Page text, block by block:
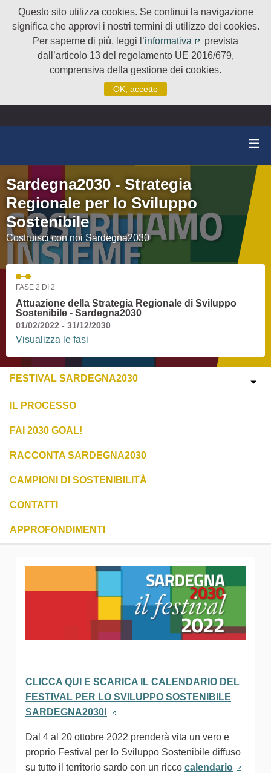
Questo sito utilizza cookies. Se continui la navigazione
significa che approvi i nostri termini di utilizzo dei cookies.
Per saperne di più, leggi l’informativa
(Collegamento
prevista
dall’articolo 13 del regolamento UE 2016/679,
comprensiva della gestione dei cookies.
OK, accetto
Sardegna2030 - Strategia
Regionale per lo Sviluppo
Sostenibile
Costruisci con noi Sardegna2030
FASE 2 DI 2
Attuazione della Strategia Regionale di Sviluppo
Sostenibile - Sardegna2030
01/02/2022 - 31/12/2030
Visualizza le fasi
FESTIVAL SARDEGNA2030
IL PROCESSO
FAI 2030 GOAL!
RACCONTA SARDEGNA2030
CAMPIONI DI SOSTENIBILITÀ
CONTATTI
APPROFONDIMENTI
CLICCA QUI E SCARICA IL CALENDARIO DEL
FESTIVAL PER LO SVILUPPO SOSTENIBILE
SARDEGNA2030!
Dal 4 al 20 ottobre 2022 prenderà vita un vero e
proprio Festival per lo Sviluppo Sostenibile diffuso
su tutto il territorio sardo con un ricco calendario